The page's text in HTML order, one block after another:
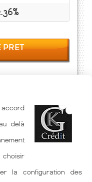
PRET
les semaines. Taux
Meilleur Taux
indicatif fonction des
delà
la configuration des